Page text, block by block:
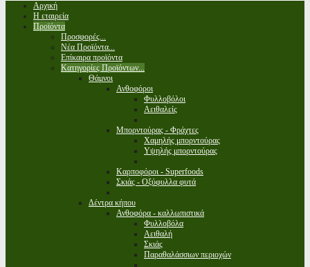
Αρχική
Η εταιρεία
Προϊόντα
Προσφορές...
Νέα Προϊόντα...
Επίκαιρα προϊόντα
Κατηγορίες Προϊόντων...
Θάμνοι
Ανθοφόροι
Φυλλοβόλοι
Αειθαλείς
Μπορντούρας - Φράχτες
Χαμηλής μπορντούρας
Υψηλής μπορντούρας
Καρποφόροι - Superfoods
Σκιάς - Οξύφυλλα φυτά
Δέντρα κήπου
Ανθοφόρα - καλλωπιστικά
Φυλλοβόλα
Αειθαλή
Σκιάς
Παραθαλάσσιων περιοχών